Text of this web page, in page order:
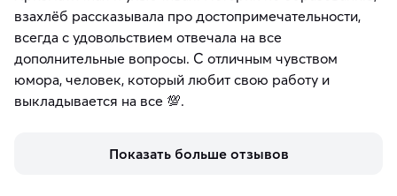
взахлёб рассказывала про достопримечательности,
всегда с удовольствием отвечала на все
дополнительные вопросы. С отличным чувством
юмора, человек, который любит свою работу и
выкладывается на все 💯.
Показать больше отзывов